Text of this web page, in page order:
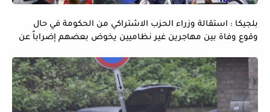
بلجيكا : استقالة وزراء الحزب الاشتراكي من الحكومة في حال
وقوع وفاة بين مهاجرين غير نظاميين يخوض بعضهم إضراباً عن